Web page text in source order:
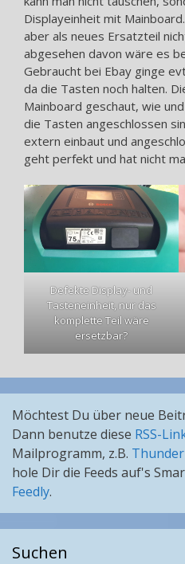
Displayeinheit mit
aber als neues Ersatzteil
abgesehen davon wäre es
Gebraucht bei Ebay ginge
da die Tasten noch halten.
Mainboard geschaut, wie
die Tasten angeschlossen
extern einbaut und
geht perfekt und hat nicht
Defekte Display- und
Tasteneinheit, nur das
komplette Teil wäre
ersetzbar?
Möchtest Du über neue
Dann benutze diese RSS-
Mailprogramm, z.B.
hole Dir die Feeds auf's
Feedly.
Suchen